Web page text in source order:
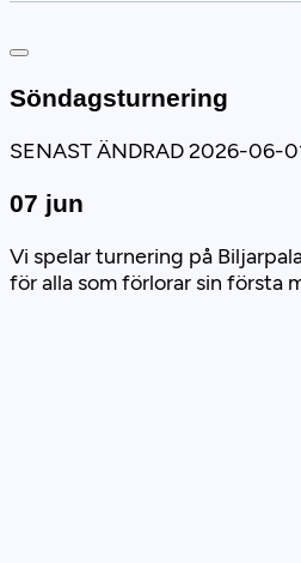
Söndagsturnering
SENAST ÄNDRAD 2026-06-
07 jun
Vi spelar turnering på
för alla som förlorar sin första